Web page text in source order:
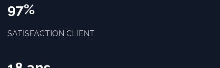
97%
SATISFACTION CLIENT